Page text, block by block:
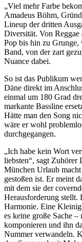
„Viel mehr Farbe
Amadeus Böhm,
Lineup der dritten
Diversität. Von
Pop bis hin zu Grunge,
Band, von der zart
Nuance dabei.
So ist das Publikum
Däne direkt im
einmal um 180 Grad
markante Bassline
Hätte man den Song
wäre er wohl
durchgegangen.
„Ich habe kein Wort
liebsten“, sagt Zuhörer
München Urlaub
gestoßen ist. Er meint
mit dem sie der
Herausforderung stellt.
Harmonie. Eine
es keine große Sache
komponieren und ihn
Nummer verwandeln.